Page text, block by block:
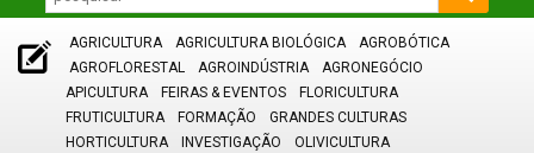
AGRICULTURA AGRICULTURA BIOLÓGICA
AGROBÓTICA
AGROFLORESTAL
AGROINDÚSTRIA
AGRONEGÓCIO
APICULTURA
FEIRAS & EVENTOS
FLORICULTURA
FRUTICULTURA
FORMAÇÃO
GRANDES CULTURAS
HORTICULTURA
INVESTIGAÇÃO
OLIVICULTURA